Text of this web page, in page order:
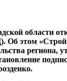
области
Об этом
региона,